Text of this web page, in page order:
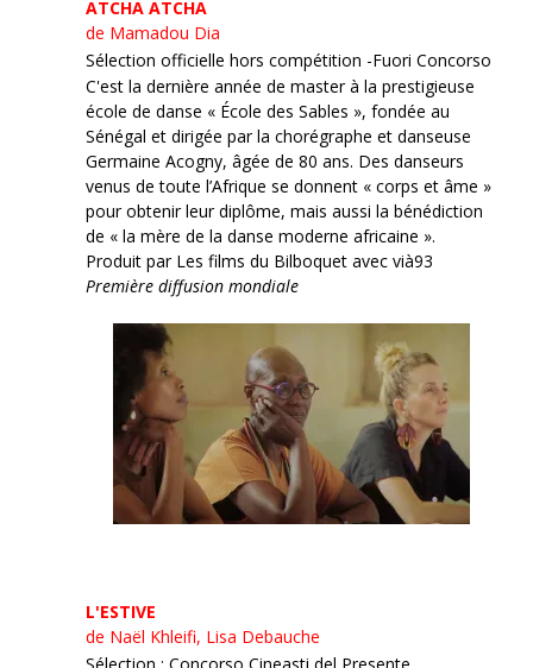
ATCHA ATCHA
de Mamadou Dia
Sélection officielle hors compétition -Fuori Concorso
C'est la dernière année de master à la prestigieuse
école de danse « École des Sables », fondée au
Sénégal et dirigée par la chorégraphe et danseuse
Germaine Acogny, âgée de 80 ans. Des danseurs
venus de toute l’Afrique se donnent « corps et âme »
pour obtenir leur diplôme, mais aussi la bénédiction
de « la mère de la danse moderne africaine ».
Produit par Les films du Bilboquet avec vià93
Première diffusion mondiale
L'ESTIVE
de Naël Khleifi, Lisa Debauche
Sélection : Concorso Cineasti del Presente